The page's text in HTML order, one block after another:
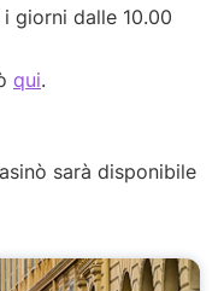
giorni dalle 10.00
qui.
sarà disponibile